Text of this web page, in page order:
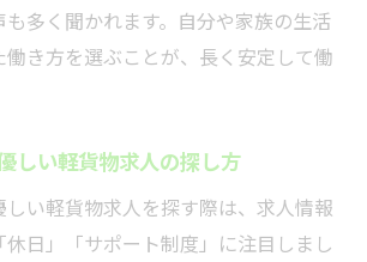
も多く聞かれます。自分や家族の生活
働き方を選ぶことが、長く安定して働
しい軽貨物求人の探し方
い軽貨物求人を探す際は、求人情報
日」「サポート制度」に注目しまし